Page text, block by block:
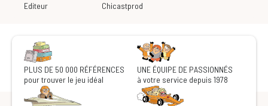
Editeur Chicastprod
PLUS DE 50 000 RÉFÉRENCES
pour trouver le jeu idéal
UNE ÉQUIPE DE PASSIONNÉS
à votre service depuis 1978